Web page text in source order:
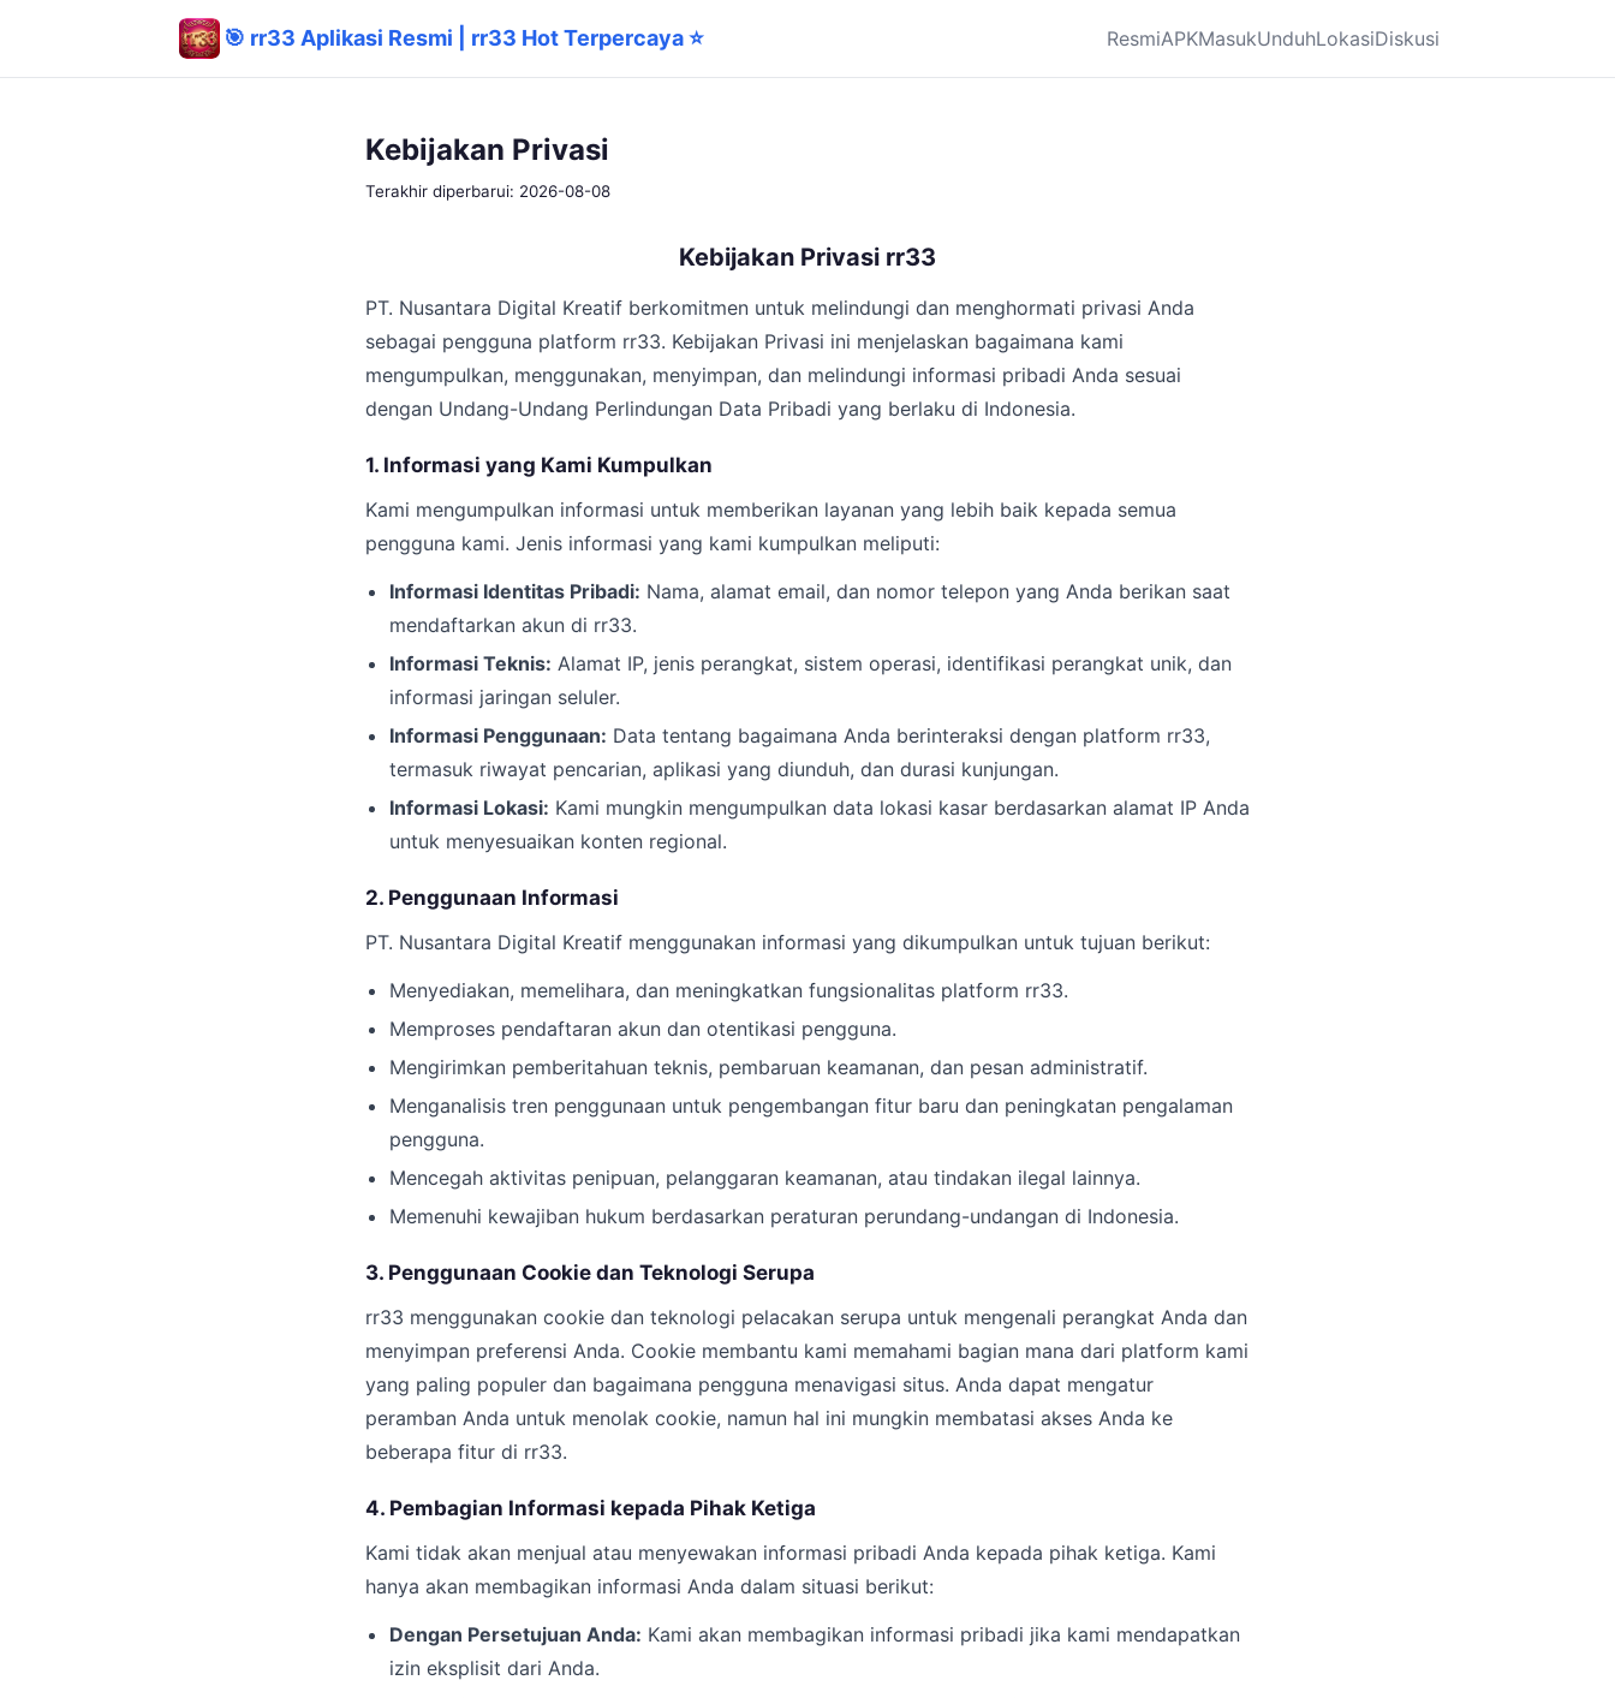
🎯 rr33 Aplikasi Resmi | rr33 Hot Terpercaya ⭐ ResmiAPKMasukUnduhLokasiDiskusi
Kebijakan Privasi
Terakhir diperbarui: 2026-08-08
Kebijakan Privasi rr33
PT. Nusantara Digital Kreatif berkomitmen untuk melindungi dan menghormati privasi Anda
sebagai pengguna platform rr33. Kebijakan Privasi ini menjelaskan bagaimana kami
mengumpulkan, menggunakan, menyimpan, dan melindungi informasi pribadi Anda sesuai
dengan Undang-Undang Perlindungan Data Pribadi yang berlaku di Indonesia.
1. Informasi yang Kami Kumpulkan
Kami mengumpulkan informasi untuk memberikan layanan yang lebih baik kepada semua
pengguna kami. Jenis informasi yang kami kumpulkan meliputi:
Informasi Identitas Pribadi: Nama, alamat email, dan nomor telepon yang Anda berikan saat
mendaftarkan akun di rr33.
Informasi Teknis: Alamat IP, jenis perangkat, sistem operasi, identifikasi perangkat unik, dan
informasi jaringan seluler.
Informasi Penggunaan: Data tentang bagaimana Anda berinteraksi dengan platform rr33,
termasuk riwayat pencarian, aplikasi yang diunduh, dan durasi kunjungan.
Informasi Lokasi: Kami mungkin mengumpulkan data lokasi kasar berdasarkan alamat IP Anda
untuk menyesuaikan konten regional.
2. Penggunaan Informasi
PT. Nusantara Digital Kreatif menggunakan informasi yang dikumpulkan untuk tujuan berikut:
Menyediakan, memelihara, dan meningkatkan fungsionalitas platform rr33.
Memproses pendaftaran akun dan otentikasi pengguna.
Mengirimkan pemberitahuan teknis, pembaruan keamanan, dan pesan administratif.
Menganalisis tren penggunaan untuk pengembangan fitur baru dan peningkatan pengalaman
pengguna.
Mencegah aktivitas penipuan, pelanggaran keamanan, atau tindakan ilegal lainnya.
Memenuhi kewajiban hukum berdasarkan peraturan perundang-undangan di Indonesia.
3. Penggunaan Cookie dan Teknologi Serupa
rr33 menggunakan cookie dan teknologi pelacakan serupa untuk mengenali perangkat Anda dan
menyimpan preferensi Anda. Cookie membantu kami memahami bagian mana dari platform kami
yang paling populer dan bagaimana pengguna menavigasi situs. Anda dapat mengatur
peramban Anda untuk menolak cookie, namun hal ini mungkin membatasi akses Anda ke
beberapa fitur di rr33.
4. Pembagian Informasi kepada Pihak Ketiga
Kami tidak akan menjual atau menyewakan informasi pribadi Anda kepada pihak ketiga. Kami
hanya akan membagikan informasi Anda dalam situasi berikut:
Dengan Persetujuan Anda: Kami akan membagikan informasi pribadi jika kami mendapatkan
izin eksplisit dari Anda.